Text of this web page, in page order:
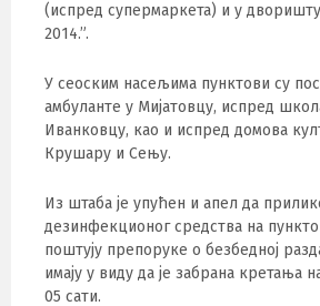
(испред супермаркета) и у
2014.”.
У сеоским насељима пунктови су
амбуланте у Мијатовцу, испред
Иванковцу, као и испред домова
Крушару и Сењу.
Из штаба је упућен и апел да
дезинфекционог средства на
поштују препоруке о безбедној
имају у виду да је забрана кретања
05 сати.